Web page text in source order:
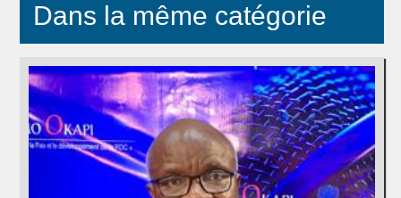
Dans la même catégorie